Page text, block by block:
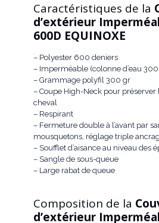
Caractéristiques de la
d’extérieur
600D EQUINOXE
– Polyester 600 deniers
– Imperméable (colonne d’eau
– Grammage polyfil 300 gr
– Coupe High-Neck pour préserver
cheval
– Respirant
– Fermeture double à l’avant par
mousquetons, réglage triple
– Soufflet d’aisance au niveau des
– Sangle de sous-queue
– Large rabat de queue
Composition de la
d’extérieur